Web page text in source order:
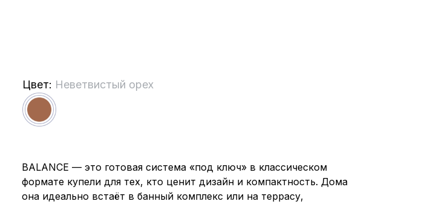
BALANCE — это готовая система «под ключ» в классическом
формате купели для тех, кто ценит дизайн и компактность. Дома
она идеально встаёт в банный комплекс или на террасу,
Цвет: Неветвистый орех